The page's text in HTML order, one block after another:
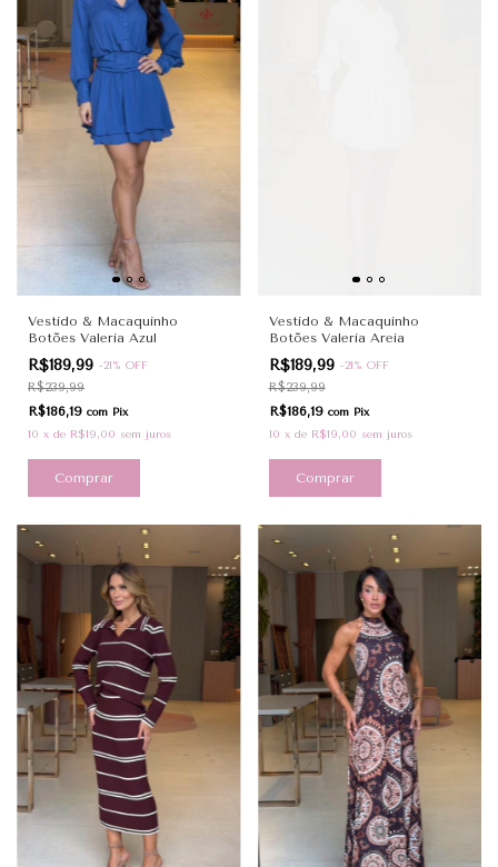
Vestido & Macaquinho
Botões Valeria Azul
R$189,99 -21 % OFF
R$239,99
R$186,19 com Pix
10 x de R$19,00 sem juros
Comprar
Vestido & Macaquinho
Botões Valeria Areia
R$189,99 -21 % OFF
R$239,99
R$186,19 com Pix
10 x de R$19,00 sem juros
Comprar